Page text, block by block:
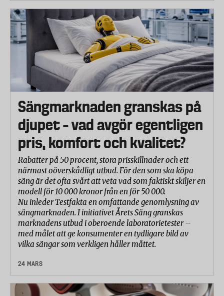
Sängmarknaden granskas på
djupet – vad avgör egentligen
pris, komfort och kvalitet?
Rabatter på 50 procent, stora prisskillnader och ett
närmast oöverskådligt utbud. För den som ska köpa
säng är det ofta svårt att veta vad som faktiskt skiljer en
modell för 10 000 kronor från en för 50 000.
Nu inleder Testfakta en omfattande genomlysning av
sängmarknaden. I initiativet Årets Säng granskas
marknadens utbud i oberoende laboratorietester –
med målet att ge konsumenter en tydligare bild av
vilka sängar som verkligen håller måttet.
24 MARS